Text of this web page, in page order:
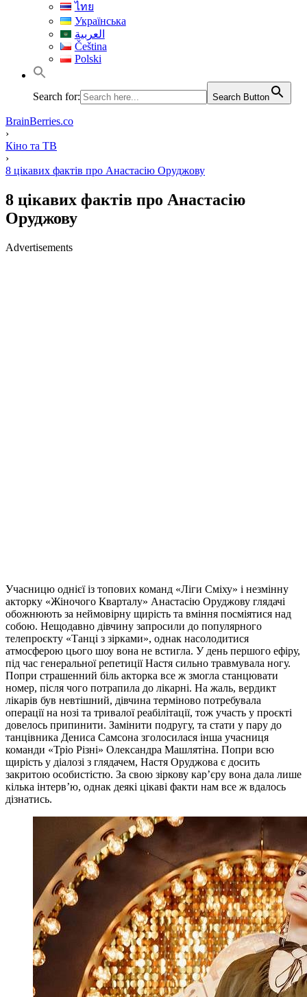
ไทย
Українська
العربية
Čeština
Polski
Search for: Search Button
BrainBerries.co
›
Кіно та ТВ
›
8 цікавих фактів про Анастасію Оруджову
8 цікавих фактів про Анастасію
Оруджову
Advertisements
Учасницю однієї із топових команд «Ліги Сміху» і незмінну
акторку «Жіночого Кварталу» Анастасію Оруджову глядачі
обожнюють за неймовірну щирість та вміння посміятися над
собою. Нещодавно дівчину запросили до популярного
телепроєкту «Танці з зірками», однак насолодитися
атмосферою цього шоу вона не встигла. У день першого ефіру,
під час генеральної репетиції Настя сильно травмувала ногу.
Попри страшенний біль акторка все ж змогла станцювати
номер, після чого потрапила до лікарні. На жаль, вердикт
лікарів був невтішний, дівчина терміново потребувала
операції на нозі та тривалої реабілітації, тож участь у проєкті
довелось припинити. Замінити подругу, та стати у пару до
танцівника Дениса Самсона зголосилася інша учасниця
команди «Тріо Різні» Олександра Машлятіна. Попри всю
щирість у діалозі з глядачем, Настя Оруджова є досить
закритою особистістю. За свою зіркову кар’єру вона дала лише
кілька інтерв’ю, однак деякі цікаві факти нам все ж вдалось
дізнатись.